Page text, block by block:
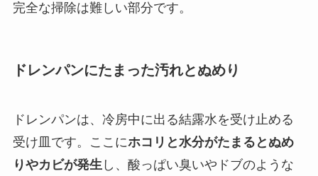
完全な掃除は難しい部分です。
ドレンパンにたまった汚れとぬめり
ドレンパンは、冷房中に出る結露水を受け止める
受け皿です。ここにホコリと水分がたまるとぬめ
りやカビが発生 し、酸っぱい臭いやドブのような